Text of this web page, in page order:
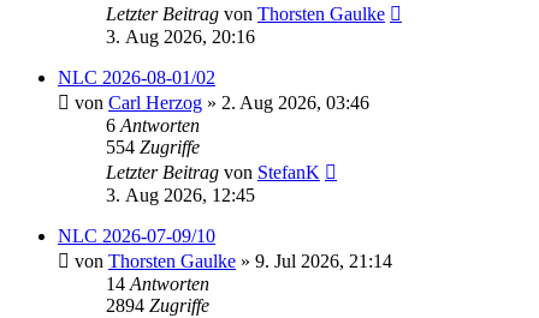
Letzter Beitrag von Thorsten Gaulke
3. Aug 2026, 20:16
NLC 2026-08-01/02
von Carl Herzog » 2. Aug 2026, 03:46
6 Antworten
554 Zugriffe
Letzter Beitrag von StefanK
3. Aug 2026, 12:45
NLC 2026-07-09/10
von Thorsten Gaulke » 9. Jul 2026, 21:14
14 Antworten
2894 Zugriffe